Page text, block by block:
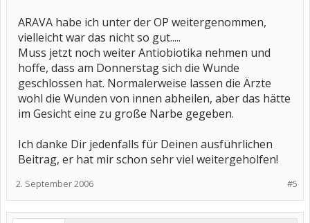
ARAVA habe ich unter der OP weitergenommen,
vielleicht war das nicht so gut.....
Muss jetzt noch weiter Antiobiotika nehmen und
hoffe, dass am Donnerstag sich die Wunde
geschlossen hat. Normalerweise lassen die Ärzte
wohl die Wunden von innen abheilen, aber das hätte
im Gesicht eine zu große Narbe gegeben.
Ich danke Dir jedenfalls für Deinen ausführlichen
Beitrag, er hat mir schon sehr viel weitergeholfen!
#5
2. September 2006